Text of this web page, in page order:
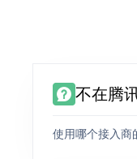
不在腾
使用哪个接入商